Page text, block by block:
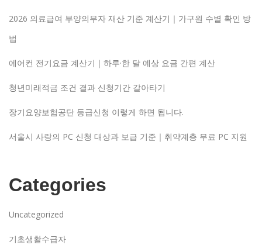
2026 의료급여 부양의무자 재산 기준 계산기｜가구원 수별 확인 방
법
에어컨 전기요금 계산기｜하루·한 달 예상 요금 간편 계산
청년미래적금 조건 결과 신청기간 갈아타기
장기요양보험공단 등급신청 이렇게 하면 됩니다.
서울시 사랑의 PC 신청 대상과 보급 기준｜취약계층 무료 PC 지원
Categories
Uncategorized
기초생활수급자